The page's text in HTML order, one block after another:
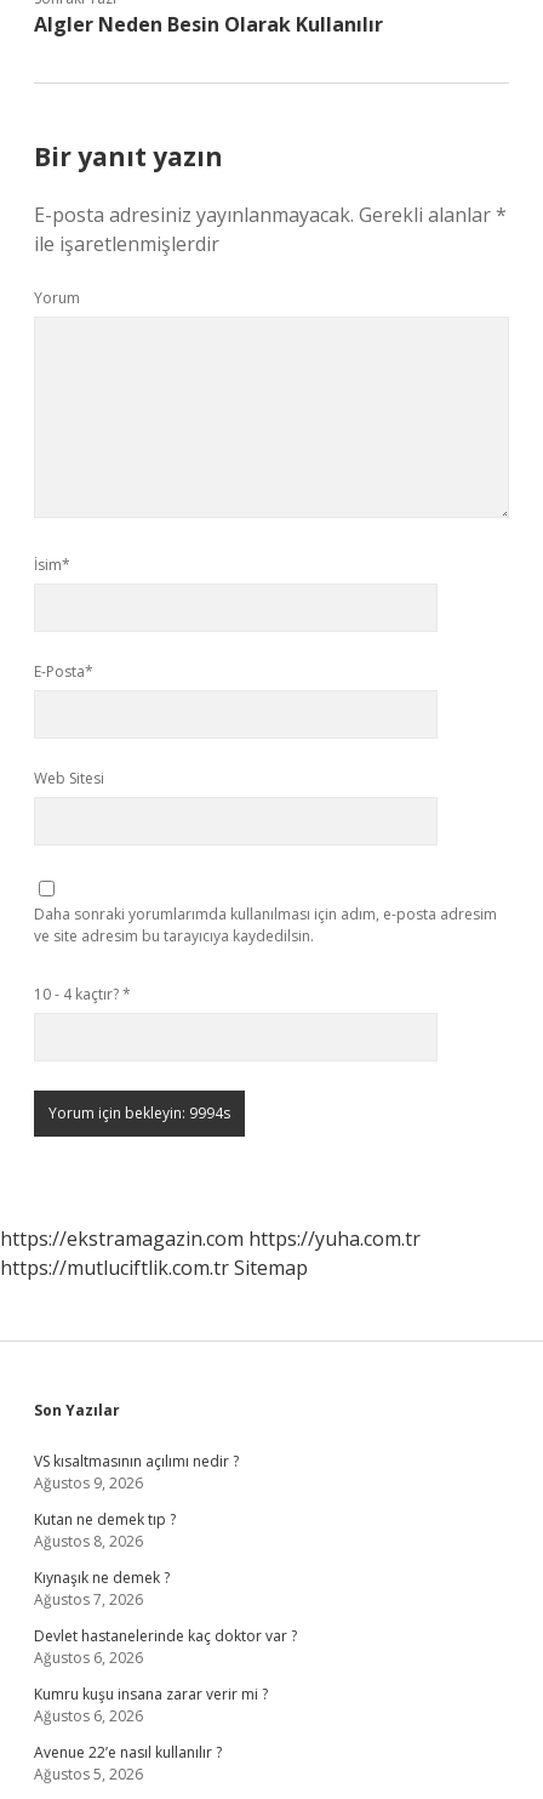
Algler Neden Besin Olarak Kullanılır
Bir yanıt yazın
E-posta adresiniz yayınlanmayacak. Gerekli alanlar*
ile işaretlenmişlerdir
Yorum
İsim*
E-Posta*
Web Sitesi
Daha sonraki yorumlarımda kullanılması için adım, e-posta adresim
ve site adresim bu tarayıcıya kaydedilsin.
10 - 4 kaçtır?*
https://ekstramagazin.com https://yuha.com.tr
https://mutluciftlik.com.trSitemap
Sidebar
Son Yazılar
VS kısaltmasının açılımı nedir ?
Ağustos 9, 2026
Kutan ne demek tıp ?
Ağustos 8, 2026
Kıynaşık ne demek ?
Ağustos 7, 2026
Devlet hastanelerinde kaç doktor var ?
Ağustos 6, 2026
Kumru kuşu insana zarar verir mi ?
Ağustos 6, 2026
Avenue 22’e nasıl kullanılır ?
Ağustos 5, 2026